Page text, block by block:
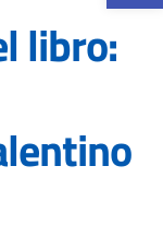
libro: